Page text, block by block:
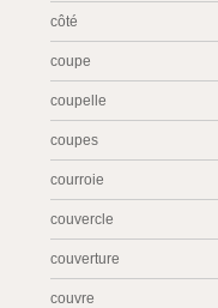
côté
coupe
coupelle
coupes
courroie
couvercle
couverture
couvre